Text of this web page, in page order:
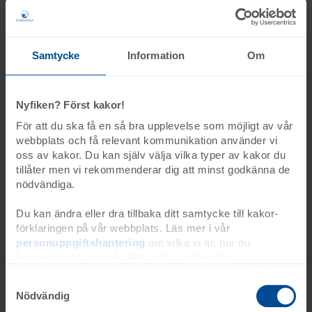
Samtycke Information Om
Nyfiken? Först kakor!
För att du ska få en så bra upplevelse som möjligt av vår
webbplats och få relevant kommunikation använder vi
oss av kakor. Du kan själv välja vilka typer av kakor du
tillåter men vi rekommenderar dig att minst godkänna de
nödvändiga.
Du kan ändra eller dra tillbaka ditt samtycke till kakor-
förklaringen på vår webbplats. Läs mer i vår
personuppgiftshantering om vilka vi är, hur du
när du kontaktade oss gällande ditt samtycke. Du kan
även själv ändra ditt samtycke direkt genom att klicka på
Nödvändig
Start
Ågrenskas diagnossidor
Charcot-Marie-Tooths sjukdom
Senast uppdaterad 2025-12-09
<SEOSitemaps><enabled>true</enabled>
<changefreq>weekly</changefreq>
<priority>0.5</priority></SEOSitemaps>
Anmälningsvillkor
Senast uppdaterad 2026-01-07
light-blue expandable-light-blue Följande villkor gäller vid
anmälan till kurser och utbildningar.